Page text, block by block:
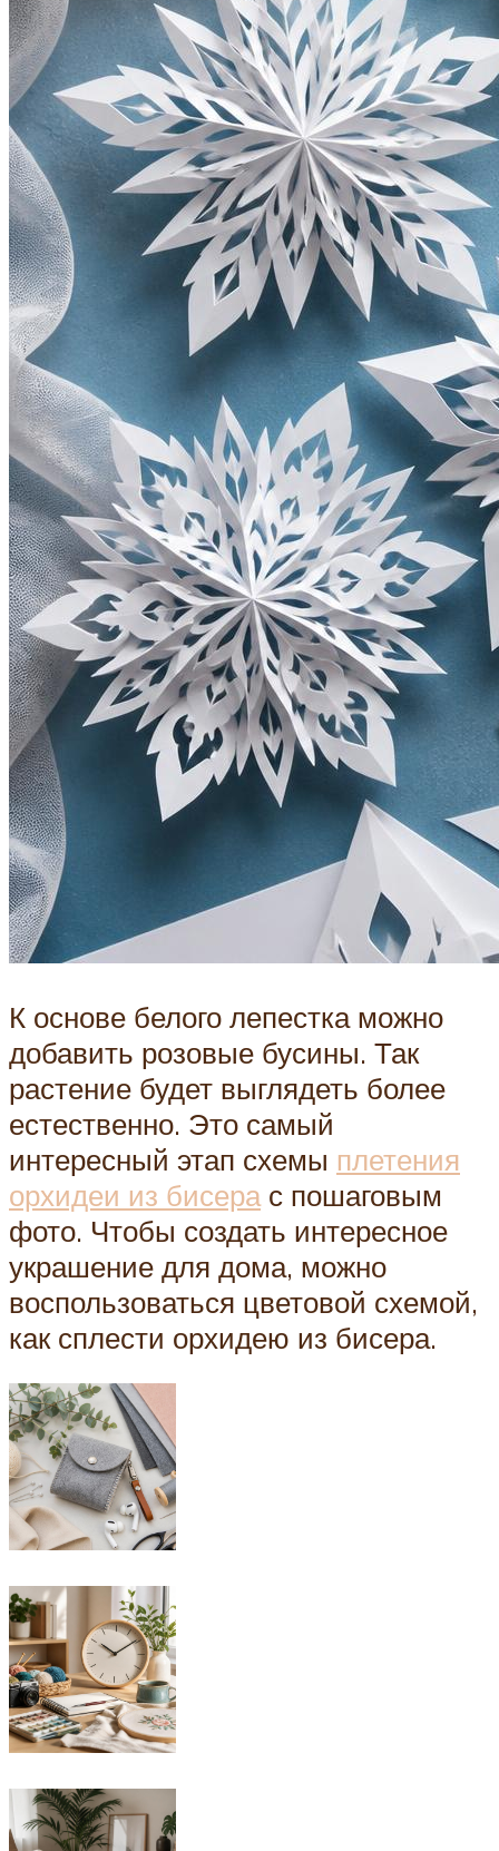
К основе белого лепестка можно
добавить розовые бусины. Так
растение будет выглядеть более
естественно. Это самый
интересный этап схемы плетения
орхидеи из бисерас пошаговым
фото. Чтобы создать интересное
украшение для дома, можно
воспользоваться цветовой схемой,
как сплести орхидею из бисера.